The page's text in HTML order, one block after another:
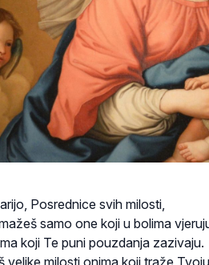
Posrednice svih milosti,
samo one koji u bolima
koji Te puni pouzdanja zazivaju.
velike milosti onima koji traže